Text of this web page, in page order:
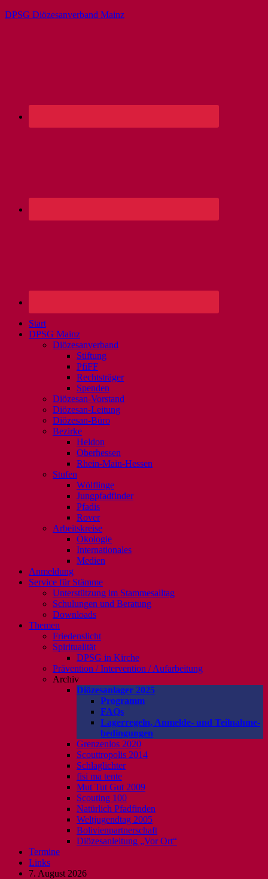
DPSG Diözesanverband Mainz
Start
DPSG Mainz
Diözesanverband
Stiftung
PfiFF
Rechtsträger
Spenden
Diözesan-Vorstand
Diözesan-Leitung
Diözesan-Büro
Bezirke
Heldon
Oberhessen
Rhein-Main-Hessen
Stufen
Wölflinge
Jungpfadfinder
Pfadis
Rover
Arbeitskreise
Ökologie
Internationales
Medien
Anmeldung
Service für Stämme
Unterstützung im Stammesalltag
Schulungen und Beratung
Downloads
Themen
Friedenslicht
Spiritualität
DPSG in Kirche
Prävention / Intervention / Aufarbeitung
Archiv
Diözesanlager 2025
Programm
FAQs
Lagerregeln, Anmelde- und Teilnahme-
bedingungen
Grenzenlos 2020
Scouttropolis 2014
Schlaglichter
fisi ma tente
Mut Tut Gut 2009
Scouting 100
Natürlich Pfadfinden
Weltjugendtag 2005
Bolivienpartnerschaft
Diözesanleitung „Vor Ort“
Termine
Links
7. August 2026